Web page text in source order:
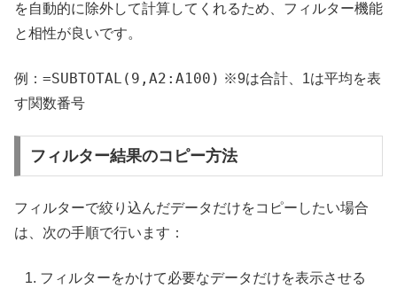
を自動的に除外して計算してくれるため、フィルター機能
と相性が良いです。
例： =SUBTOTAL(9,A2:A100) ※9は合計、1は平均を表
す関数番号
フィルター結果のコピー方法
フィルターで絞り込んだデータだけをコピーしたい場合
は、次の手順で行います：
フィルターをかけて必要なデータだけを表示させる